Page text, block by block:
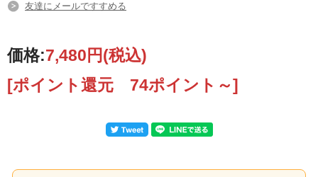
友達にメールですすめる
価格:7,480円(税込)
[ポイント還元 74ポイント～]